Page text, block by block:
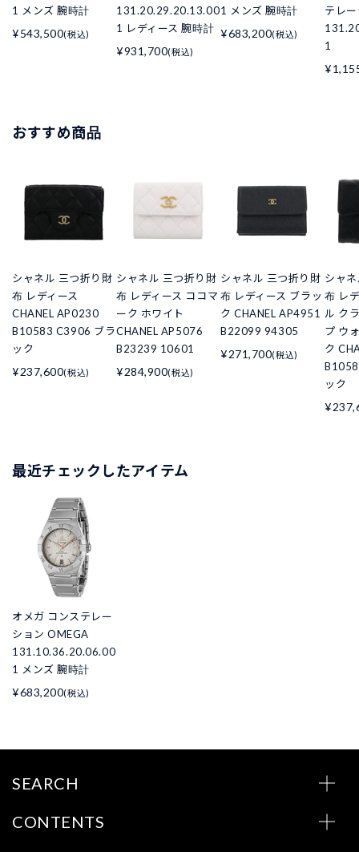
1 メンズ 腕時計
¥543,500(税込)
131.20.29.20.13.00
1 レディース 腕時計
¥931,700(税込)
1 メンズ 腕時計
¥683,200(税込)
テレ
1
おすすめ商品
シャネル 三つ折り財
布 レディース
CHANEL AP0230
B10583 C3906 ブラ
ック
¥237,600(税込)
シャネル 三つ折り財
布 レディース ココマ
ーク ホワイト
CHANEL AP5076
B23239 10601
¥284,900(税込)
シャネル 三つ折り財
布 レディース ブラッ
ク CHANEL AP4951
B22099 94305
¥271,700(税込)
シャ
布 レ
ル ク
プ ウ
ク
ック
最近チェックしたアイテム
オメガ コンステレー
ション OMEGA
131.10.36.20.06.00
1 メンズ 腕時計
¥683,200(税込)
SEARCH
CONTENTS